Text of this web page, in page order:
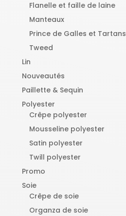
Flanelle et faille de laine
Manteaux
Prince de Galles et Tartans
Tweed
Lin
Nouveautés
Paillette & Sequin
Polyester
Crêpe polyester
Mousseline polyester
Satin polyester
Twill polyester
Promo
Soie
Crêpe de soie
Organza de soie